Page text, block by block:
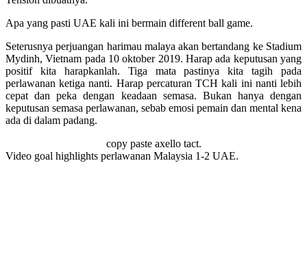
Apa yang pasti UAE kali ini bermain different ball game.
Seterusnya perjuangan harimau malaya akan bertandang ke Stadium
Mydinh, Vietnam pada 10 oktober 2019. Harap ada keputusan yang
positif kita harapkanlah. Tiga mata pastinya kita tagih pada
perlawanan ketiga nanti. Harap percaturan TCH kali ini nanti lebih
cepat dan peka dengan keadaan semasa. Bukan hanya dengan
keputusan semasa perlawanan, sebab emosi pemain dan mental kena
ada di dalam padang.
copy paste axello tact.
Video goal highlights perlawanan Malaysia 1-2 UAE.